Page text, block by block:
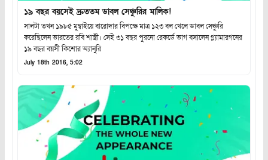
১৯ বছর বয়সেই দ্রুততম ডাবল সেঞ্চুরির মালিক!
সালটা তখন ১৯৮৫ মুম্বাইয়ে বারোদার বিপক্ষে মাত্র ১২৩ বল খেলে ডাবল সেঞ্চুরি
করেছিলেন ভারতের রবি শাস্ত্রী। সেই ৩১ বছর পুরনো রেকর্ডে ভাগ বসালেন গ্ল্যামারগনের
১৯ বছর বয়সী কিশোর অ্যানুরি
July 18th 2016, 5:02